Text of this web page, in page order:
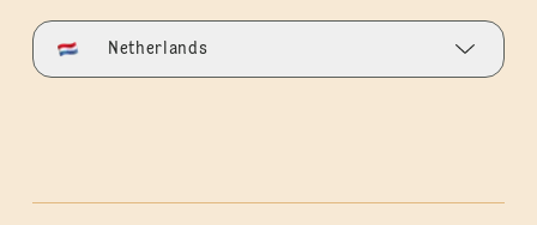
Netherlands